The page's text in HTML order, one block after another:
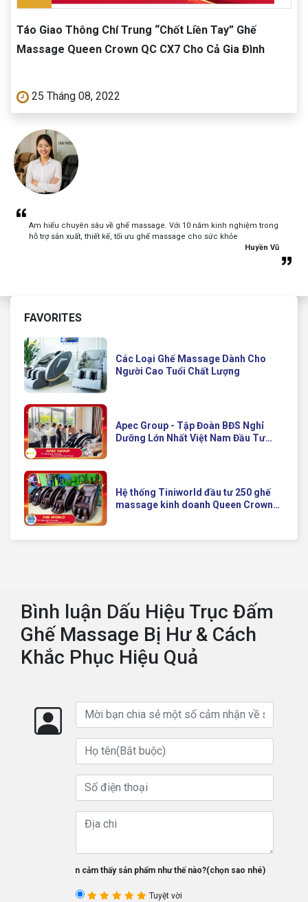
Táo Giao Thông Chí Trung “Chốt Liền Tay” Ghế
Massage Queen Crown QC CX7 Cho Cả Gia Đình
25 Tháng 08, 2022
Am hiểu chuyên sâu về ghế massage. Với 10 năm kinh nghiệm trong
hỗ trợ sản xuất, thiết kế, tối ưu ghế massage cho sức khỏe
Huyền Vũ
FAVORITES
Các Loại Ghế Massage Dành Cho
Người Cao Tuổi Chất Lượng
Apec Group - Tập Đoàn BĐS Nghỉ
Dưỡng Lớn Nhất Việt Nam Đầu Tư
Hệ thống Tiniworld đầu tư 250 ghế
massage kinh doanh Queen Crown
Bình luận Dấu Hiệu Trục Đấm
Ghế Massage Bị Hư & Cách
Khắc Phục Hiệu Quả
Bạn cảm thấy sản phẩm như thế nào?(chọn sao nhé)
Tuyệt vời